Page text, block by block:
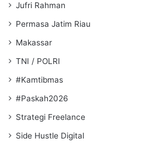
Jufri Rahman
Permasa Jatim Riau
Makassar
TNI / POLRI
#Kamtibmas
#Paskah2026
Strategi Freelance
Side Hustle Digital